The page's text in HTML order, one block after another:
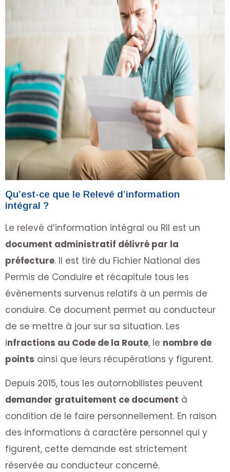
Qu’est-ce que le Relevé d’information
intégral ?
Le relevé d’information intégral ou RII est un
document administratif délivré par la
préfecture. Il est tiré du Fichier National des
Permis de Conduire et récapitule tous les
évènements survenus relatifs à un permis de
conduire. Ce document permet au conducteur
de se mettre à jour sur sa situation. Les
infractions au Code de la Route, le nombre de
points ainsi que leurs récupérations y figurent.
Depuis 2015, tous les automobilistes peuvent
demander gratuitement ce document à
condition de le faire personnellement. En raison
des informations à caractère personnel qui y
figurent, cette demande est strictement
réservée au conducteur concerné.